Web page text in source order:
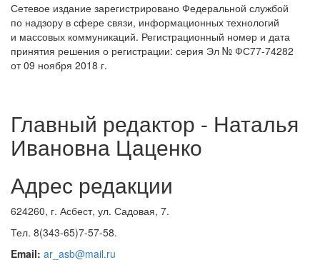
Сетевое издание зарегистрировано Федеральной службой
по надзору в сфере связи, информационных технологий
и массовых коммуникаций. Регистрационный номер и дата
принятия решения о регистрации: серия Эл № ФС77-74282
от 09 ноября 2018 г.
Главный редактор - Наталья
Ивановна Цаценко
Адрес редакции
624260, г. Асбест, ул. Садовая, 7.
Тел. 8(343-65)7-57-58.
Email: ar_asb@mail.ru